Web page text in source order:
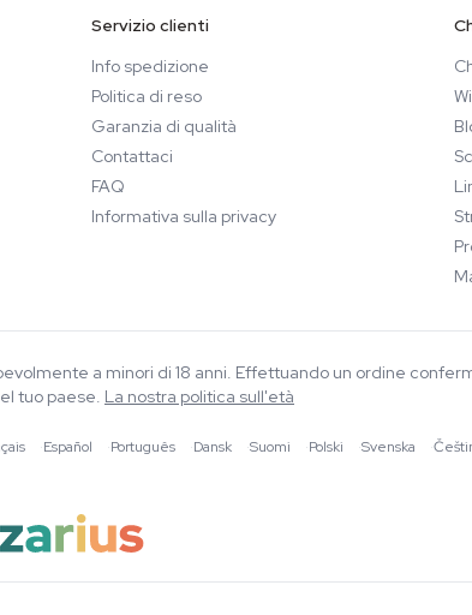
Servizio clienti
Info spedizione
Politica di reso
Garanzia di qualità
Contattaci
FAQ
Informativa sulla privacy
a minori di 18 anni. Effettuando un ordine
tuo paese. La nostra politica sull'età
·Español ·Português ·Dansk ·Suomi ·Polski ·Svenska ·